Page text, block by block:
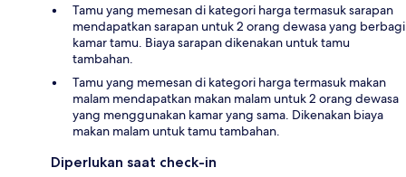
Tamu yang memesan di kategori harga termasuk sarapan
mendapatkan sarapan untuk 2 orang dewasa yang berbagi
kamar tamu. Biaya sarapan dikenakan untuk tamu
tambahan.
Tamu yang memesan di kategori harga termasuk makan
malam mendapatkan makan malam untuk 2 orang dewasa
yang menggunakan kamar yang sama. Dikenakan biaya
makan malam untuk tamu tambahan.
Diperlukan saat check-in